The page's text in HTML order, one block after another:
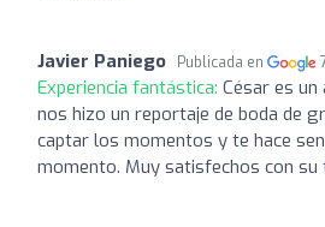
Javier Paniego Publicada en
Experiencia fantástica: César es
nos hizo un reportaje de boda de
captar los momentos y te hace
momento. Muy satisfechos con su